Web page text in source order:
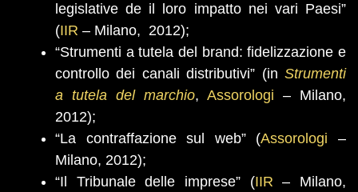
legislative de il loro impatto nei vari Paesi”
(IIR – Milano, 2012);
“Strumenti a tutela del brand: fidelizzazione e
controllo dei canali distributivi” (in Strumenti
a tutela del marchio,Assorologi – Milano,
2012);
“La contraffazione sul web” (Assorologi –
Milano, 2012);
“Il Tribunale delle imprese” (IIR – Milano,